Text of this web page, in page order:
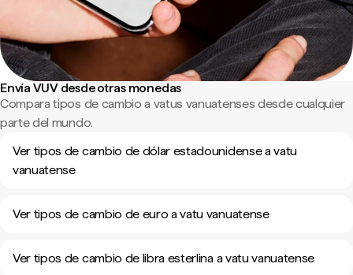
Envía VUV desde otras monedas
Compara tipos de cambio a vatus vanuatenses desde cualquier
parte del mundo.
Ver tipos de cambio de dólar estadounidense a vatu
vanuatense
Ver tipos de cambio de euro a vatu vanuatense
Ver tipos de cambio de libra esterlina a vatu vanuatense